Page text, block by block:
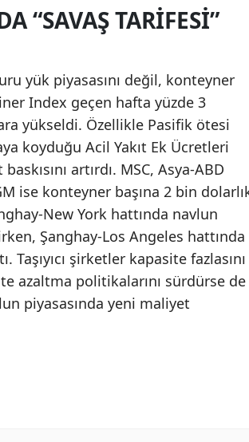
“SAVAŞ TARIFESI”
yük piyasasını değil, konteyner
Index geçen hafta yüzde 3
yükseldi. Özellikle Pasifik ötesi
koyduğu Acil Yakıt Ek Ücretleri
artırdı. MSC, Asya-ABD
ise konteyner başına 2 bin
New York hattında navlun
Şanghay-Los Angeles hattında
Taşıyıcı şirketler kapasite fazlasını
azaltma politikalarını sürdürse de
piyasasında yeni maliyet